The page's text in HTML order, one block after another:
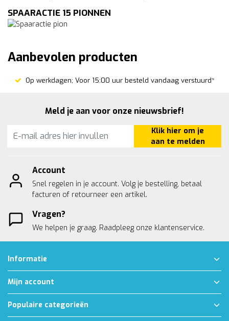
SPAARACTIE 15 PIONNEN
Aanbevolen producten
Op werkdagen; Voor 15:00 uur besteld vandaag verstuurd*
Meld je aan voor onze nieuwsbrief!
Klik hier om je
aan te melden
Account
Snel regelen in je account. Volg je bestelling, betaal
facturen of retourneer een artikel.
Vragen?
We helpen je graag. Raadpleeg onze klantenservice.
Informatie
Mijn account
Populaire categorieën